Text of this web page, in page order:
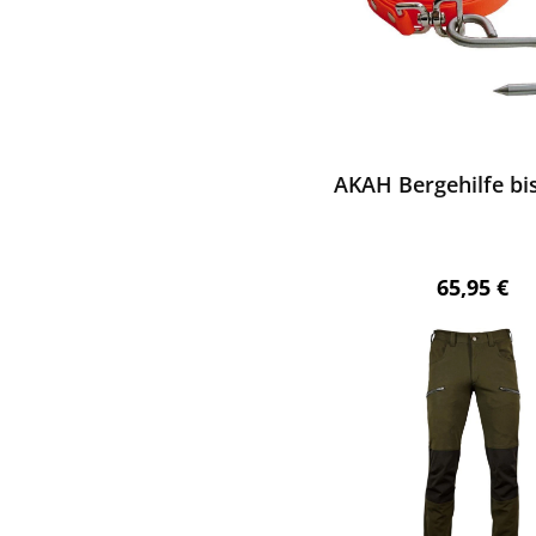
AKAH Bergehilfe
65,95 €